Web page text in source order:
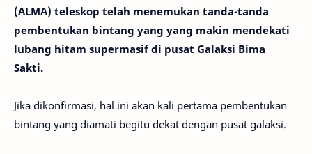
(ALMA) teleskop telah menemukan tanda-tanda
pembentukan bintang yang yang makin mendekati
lubang hitam supermasif di pusat Galaksi Bima
Sakti.
Jika dikonfirmasi, hal ini akan kali pertama pembentukan
bintang yang diamati begitu dekat dengan pusat galaksi.